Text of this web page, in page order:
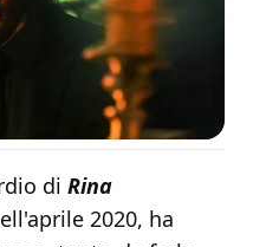
di Rina
2020, ha